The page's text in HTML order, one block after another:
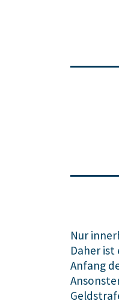
Nur
Daher ist
Anfang